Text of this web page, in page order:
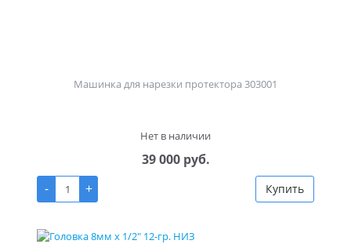
Машинка для нарезки протектора 303001
Нет в наличии
39 000 руб.
-
+ Купить